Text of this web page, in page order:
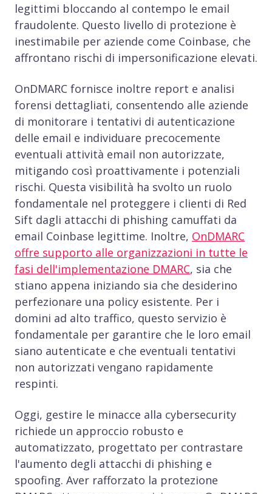
legittimi bloccando al contempo le email
fraudolente. Questo livello di protezione è
inestimabile per aziende come Coinbase, che
affrontano rischi di impersonificazione elevati.
OnDMARC fornisce inoltre report e analisi
forensi dettagliati, consentendo alle aziende
di monitorare i tentativi di autenticazione
delle email e individuare precocemente
eventuali attività email non autorizzate,
mitigando così proattivamente i potenziali
rischi. Questa visibilità ha svolto un ruolo
fondamentale nel proteggere i clienti di Red
Sift dagli attacchi di phishing camuffati da
email Coinbase legittime. Inoltre, OnDMARC
offre supporto alle organizzazioni in tutte le
fasi dell'implementazione DMARC, sia che
stiano appena iniziando sia che desiderino
perfezionare una policy esistente. Per i
domini ad alto traffico, questo servizio è
fondamentale per garantire che le loro email
siano autenticate e che eventuali tentativi
non autorizzati vengano rapidamente
respinti.
Oggi, gestire le minacce alla cybersecurity
richiede un approccio robusto e
automatizzato, progettato per contrastare
l'aumento degli attacchi di phishing e
spoofing. Aver rafforzato la protezione